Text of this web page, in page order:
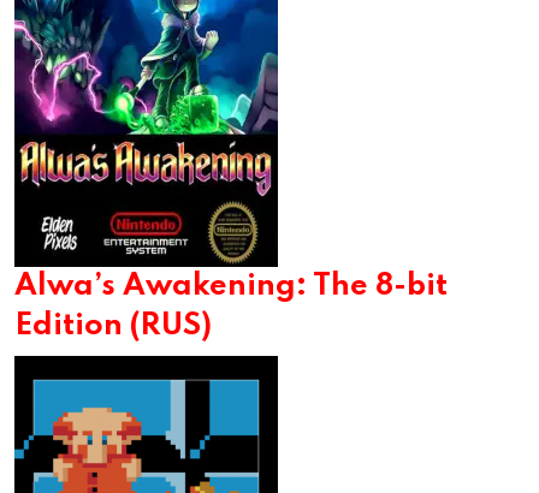
Alwa’s Awakening: The 8-bit
Edition (RUS)